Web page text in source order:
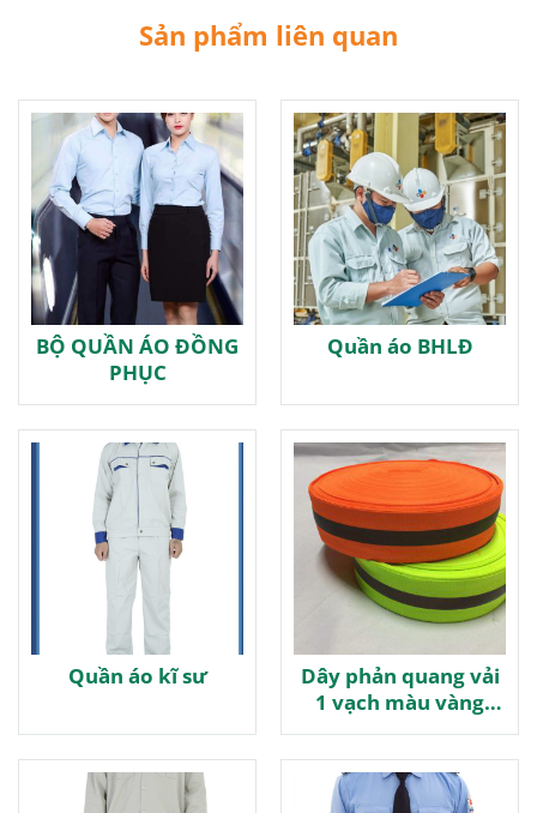
Sản phẩm liên quan
BỘ QUẦN ÁO ĐỒNG
PHỤC
Quần áo BHLĐ
Quần áo kĩ sư
Dây phản quang vải
1 vạch màu vàng
chanh bản rộng 2